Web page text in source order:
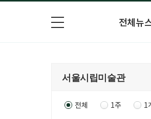
전체뉴
전체 1주 1